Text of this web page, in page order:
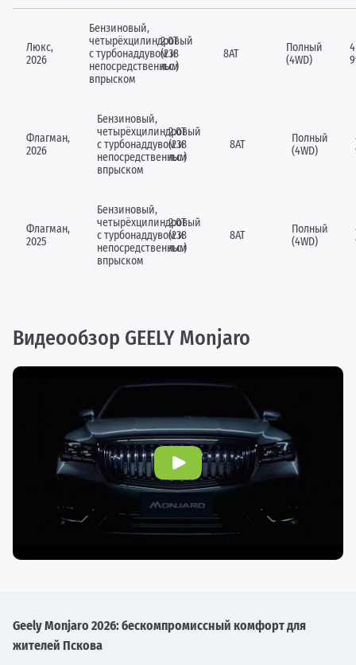
Люкс,
2026
Бензиновый,
четырёхцилиндровый
c турбонаддувом и
непосредственным
впрыском
2.0Т
(238
л.с.)
8AT
Полный
(4WD)
Флагман,
2026
Бензиновый,
четырёхцилиндровый
c турбонаддувом и
непосредственным
впрыском
2.0Т
(238
л.с.)
8AT
Полный
(4WD)
Флагман,
2025
Бензиновый,
четырёхцилиндровый
c турбонаддувом и
непосредственным
впрыском
2.0Т
(238
л.с.)
8AT
Полный
(4WD)
Видеообзор GEELY Monjaro
Geely Monjaro 2026: бескомпромиссный комфорт для
жителей Пскова